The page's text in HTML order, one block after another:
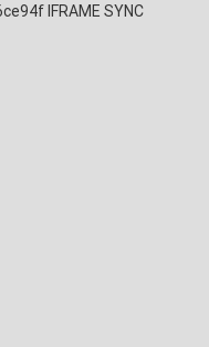
IFRAME SYNC